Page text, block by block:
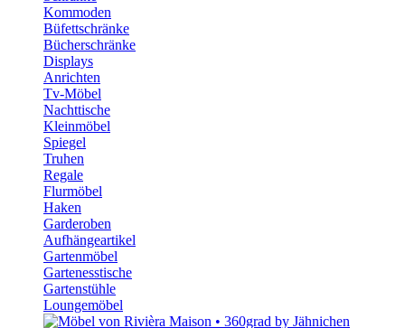
Kommoden
Büfettschränke
Bücherschränke
Displays
Anrichten
Tv-Möbel
Nachttische
Kleinmöbel
Spiegel
Truhen
Regale
Flurmöbel
Haken
Garderoben
Aufhängeartikel
Gartenmöbel
Gartenesstische
Gartenstühle
Loungemöbel